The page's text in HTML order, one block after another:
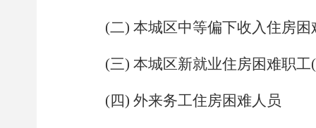
(二) 本城区中等偏下收入住房困
(三) 本城区新就业住房困难职
(四) 外来务工住房困难人员